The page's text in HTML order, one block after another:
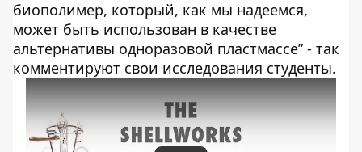
биополимер, который, как мы надеемся,
может быть использован в качестве
альтернативы одноразовой пластмассе” - так
комментируют свои исследования студенты.